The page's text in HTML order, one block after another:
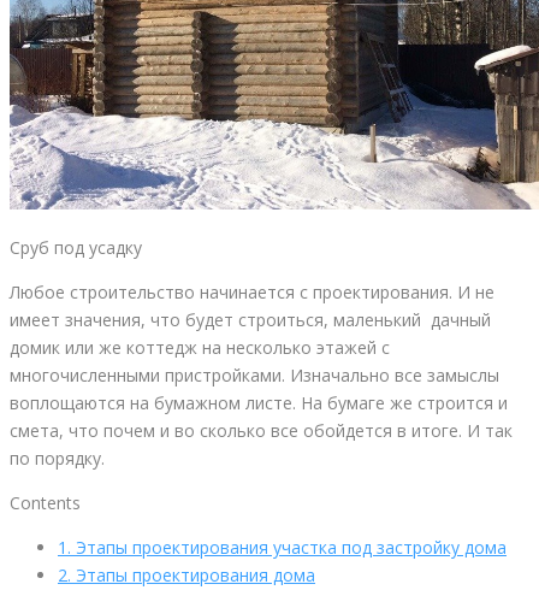
Сруб под усадку
Любое строительство начинается с проектирования. И не
имеет значения, что будет строиться, маленький дачный
домик или же коттедж на несколько этажей с
многочисленными пристройками. Изначально все замыслы
воплощаются на бумажном листе. На бумаге же строится и
смета, что почем и во сколько все обойдется в итоге. И так
по порядку.
Contents
1. Этапы проектирования участка под застройку дома
2. Этапы проектирования дома